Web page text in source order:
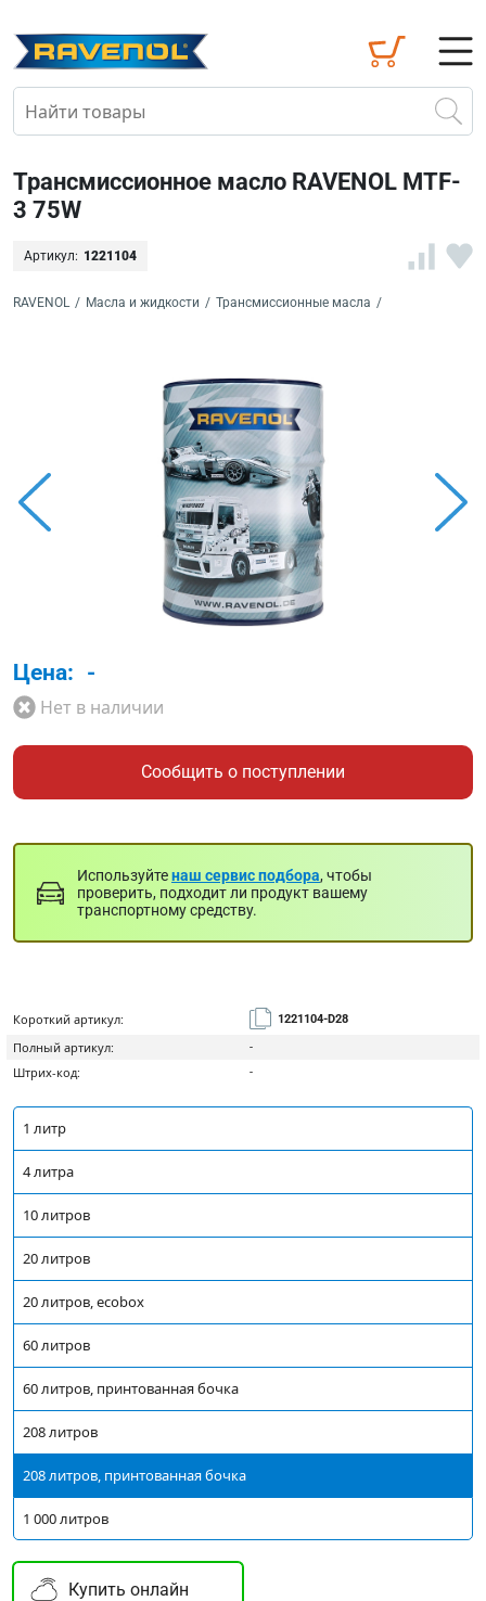
Трансмиссионное масло RAVENOL MTF-
3 75W
Артикул: 1221104
RAVENOL / Масла и жидкости / Трансмиссионные масла /
Цена: -
Нет в наличии
Сообщить о поступлении
Используйтенаш сервис подбора, чтобы
проверить, подходит ли продукт вашему
транспортному средству.
1 литр
4 литра
10 литров
20 литров
20 литров, ecobox
60 литров
60 литров, принтованная бочка
208 литров
208 литров, принтованная бочка
1 000 литров
Короткий артикул: 1221104-D28
Полный артикул: -
Штрих-код: -
Купить онлайн